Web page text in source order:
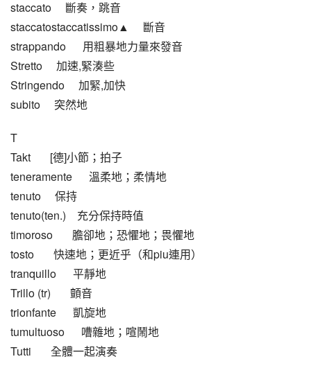
staccato     斷奏，跳音
staccatostaccatissimo▲     斷音
strappando      用粗暴地力量來發音
Stretto     加速,緊湊些
Stringendo     加緊,加快
subito     突然地
T
Takt       [德]小節；拍子
teneramente      溫柔地；柔情地
tenuto     保持
tenuto(ten.)    充分保持時值
timoroso       膽卻地；恐懼地；畏懼地
tosto       快速地；更近乎（和piu連用）
tranquillo      平靜地
Trillo (tr)       顫音
trionfante      凱旋地
tumultuoso      嘈雜地；喧鬧地
Tutti       全體一起演奏